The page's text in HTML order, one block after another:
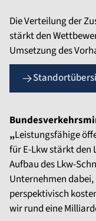
Die Verteilung der
stärkt den
Umsetzung des
„Leistungsfähige
für E-Lkw stärkt
Aufbau des Lkw-
Unternehmen
perspektivisch
wir rund eine